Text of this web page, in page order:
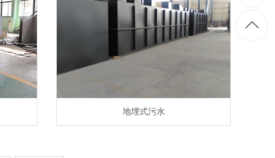
地埋式污水